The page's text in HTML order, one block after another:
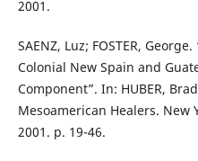
2001.
SAENZ, Luz; FOSTER,
Colonial New Spain and
Component”. In: HUBER,
Mesoamerican Healers. New
2001. p. 19-46.